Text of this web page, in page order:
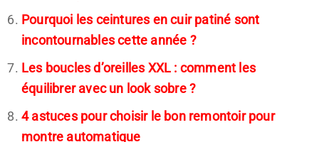
Pourquoi les ceintures en cuir patiné sont
incontournables cette année ?
Les boucles d’oreilles XXL : comment les
équilibrer avec un look sobre ?
4 astuces pour choisir le bon remontoir pour
montre automatique